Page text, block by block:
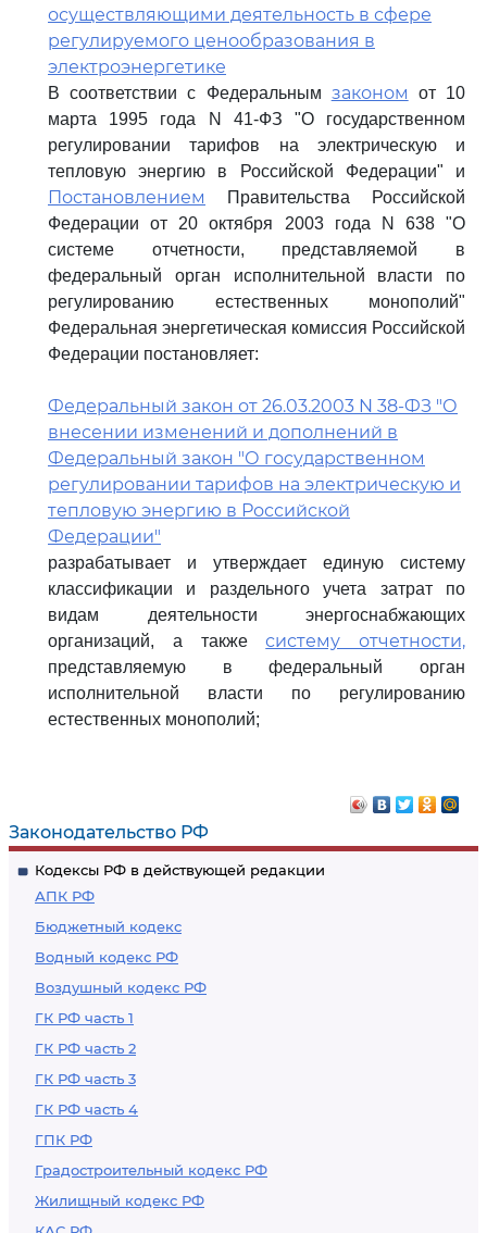
Законодательство РФ
Кодексы РФ в действующей редакции
АПК РФ
Бюджетный кодекс
Водный кодекс РФ
Воздушный кодекс РФ
ГК РФ часть 1
ГК РФ часть 2
ГК РФ часть 3
ГК РФ часть 4
ГПК РФ
Градостроительный кодекс РФ
Жилищный кодекс РФ
осуществляющими деятельность в сфере
регулируемого ценообразования в
электроэнергетике
В соответствии с Федеральным законом от 10
марта 1995 года N 41-ФЗ "О государственном
регулировании тарифов на электрическую и
тепловую энергию в Российской Федерации" и
Постановлением
Правительства Российской
Федерации от 20 октября 2003 года N 638 "О
системе отчетности, представляемой в
федеральный орган исполнительной власти по
регулированию естественных монополий"
Федеральная энергетическая комиссия Российской
Федерации постановляет:
Федеральный закон от 26.03.2003 N 38-ФЗ "О
внесении изменений и дополнений в
Федеральный закон "О государственном
регулировании тарифов на электрическую и
тепловую энергию в Российской
Федерации"
разрабатывает и утверждает единую систему
классификации и раздельного учета затрат по
видам деятельности энергоснабжающих
организаций, а такжесистему отчетности,
представляемую в федеральный орган
исполнительной власти по регулированию
естественных монополий;